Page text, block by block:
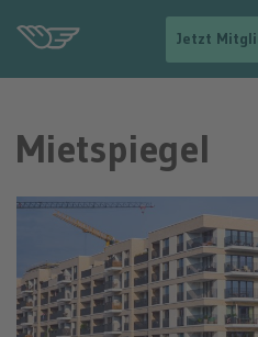
Jetzt
Mietspiegel